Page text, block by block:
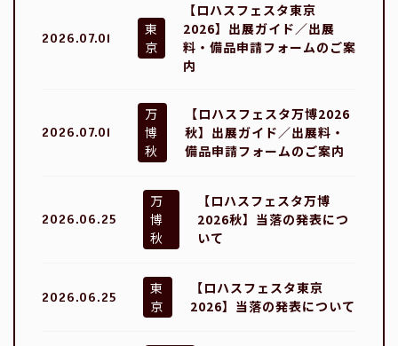
2026.07.01
東
京
【ロハスフェスタ東京
2026】出展ガイド／出展
料・備品申請フォームのご案
内
2026.07.01
万
博
秋
【ロハスフェスタ万博2026
秋】出展ガイド／出展料・
備品申請フォームのご案内
2026.06.25
万
博
秋
【ロハスフェスタ万博
2026秋】当落の発表につ
いて
2026.06.25
東
京
【ロハスフェスタ東京
2026】当落の発表について